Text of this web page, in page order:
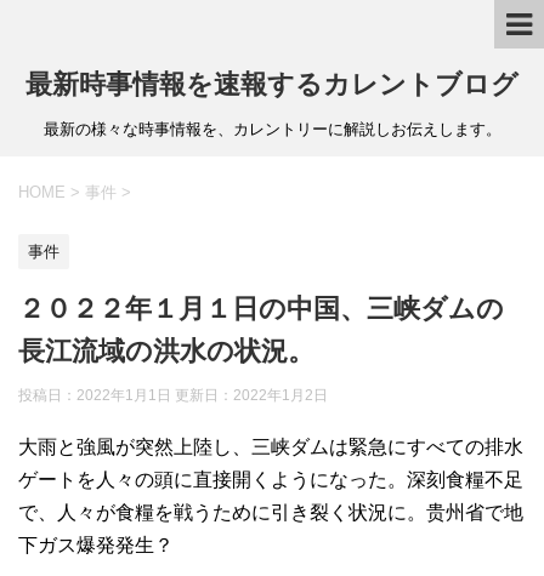
最新時事情報を速報するカレントブログ
最新の様々な時事情報を、カレントリーに解説しお伝えします。
HOME > 事件 >
事件
２０２２年１月１日の中国、三峡ダムの
長江流域の洪水の状況。
投稿日：2022年1月1日 更新日： 2022年1月2日
大雨と強風が突然上陸し、三峡ダムは緊急にすべての排水
ゲートを人々の頭に直接開くようになった。深刻食糧不足
で、人々が食糧を戦うために引き裂く状況に。贵州省で地
下ガス爆発発生？